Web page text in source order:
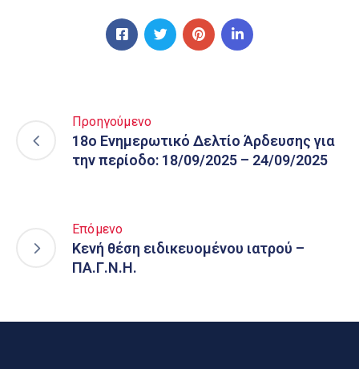
Προηγούμενο
18ο Ενημερωτικό Δελτίο Άρδευσης για
την περίοδο: 18/09/2025 – 24/09/2025
Επόμενο
Κενή θέση ειδικευομένου ιατρού –
ΠΑ.Γ.Ν.Η.